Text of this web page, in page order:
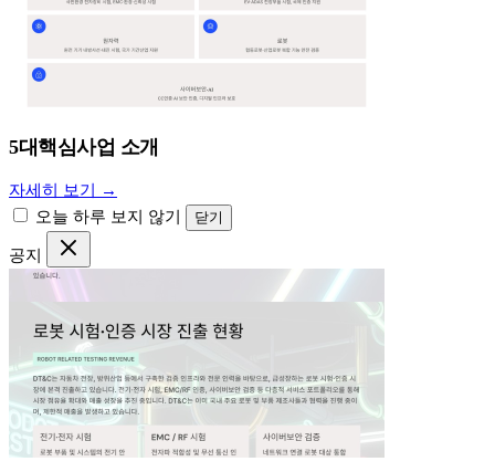
5대핵심사업 소개
자세히 보기 →
오늘 하루 보지 않기
닫기
공지